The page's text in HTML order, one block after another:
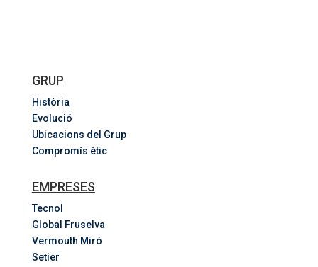
GRUP
Història
Evolució
Ubicacions del Grup
Compromís ètic
EMPRESES
Tecnol
Global Fruselva
Vermouth Miró
Setier